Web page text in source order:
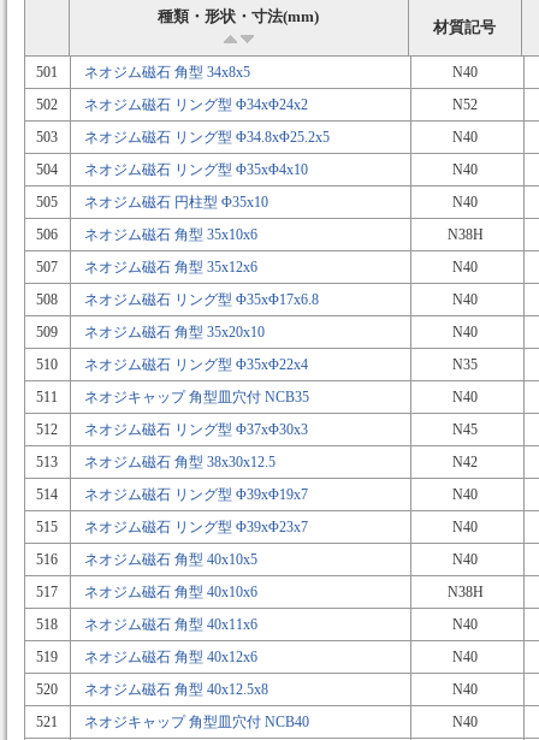
種類・形状・寸法(mm)
材質記号
501 ネオジム磁石 角型 34x8x5
N40
502
ネオジム磁石 リング型 Φ34xΦ24x2
N52
503
ネオジム磁石 リング型 Φ34.8xΦ25.2x5
N40
504
ネオジム磁石 リング型 Φ35xΦ4x10
N40
505
ネオジム磁石 円柱型 Φ35x10
N40
506
ネオジム磁石 角型 35x10x6
N38H
507
ネオジム磁石 角型 35x12x6
N40
508
ネオジム磁石 リング型 Φ35xΦ17x6.8
N40
509
ネオジム磁石 角型 35x20x10
N40
510
ネオジム磁石 リング型 Φ35xΦ22x4
N35
511
ネオジキャップ 角型皿穴付 NCB35
N40
512
ネオジム磁石 リング型 Φ37xΦ30x3
N45
513
ネオジム磁石 角型 38x30x12.5
N42
514
ネオジム磁石 リング型 Φ39xΦ19x7
N40
515
ネオジム磁石 リング型 Φ39xΦ23x7
N40
516
ネオジム磁石 角型 40x10x5
N40
517
ネオジム磁石 角型 40x10x6
N38H
518
ネオジム磁石 角型 40x11x6
N40
519
ネオジム磁石 角型 40x12x6
N40
520
ネオジム磁石 角型 40x12.5x8
N40
521
ネオジキャップ 角型皿穴付 NCB40
N40